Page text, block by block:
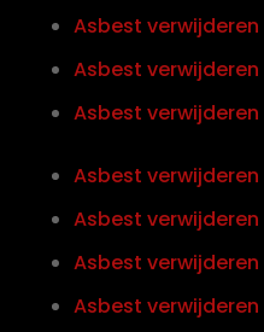
Asbest
Asbest verwijderen
Asbest
Asbest
Asbest verwijderen
Asbest
Asbest verwijderen